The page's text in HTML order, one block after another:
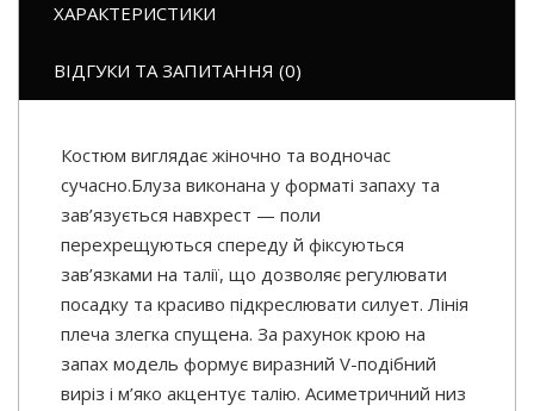
ХАРАКТЕРИСТИКИ
ВІДГУКИ ТА ЗАПИТАННЯ (0)
Костюм виглядає жіночно та водночас
сучасно.Блуза виконана у форматі запаху та
зав’язується навхрест — поли
перехрещуються спереду й фіксуються
зав’язками на талії, що дозволяє регулювати
посадку та красиво підкреслювати силует. Лінія
плеча злегка спущена. За рахунок крою на
запах модель формує виразний V-подібний
виріз і м’яко акцентує талію. Асиметричний низ